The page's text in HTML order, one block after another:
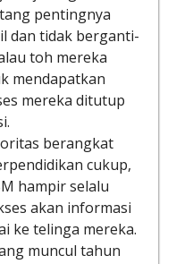
pentingnya
dan tidak berganti-
toh mereka
mendapatkan
mereka ditutup
berangkat
cukup,
hampir selalu
akan informasi
ke telinga mereka.
muncul tahun